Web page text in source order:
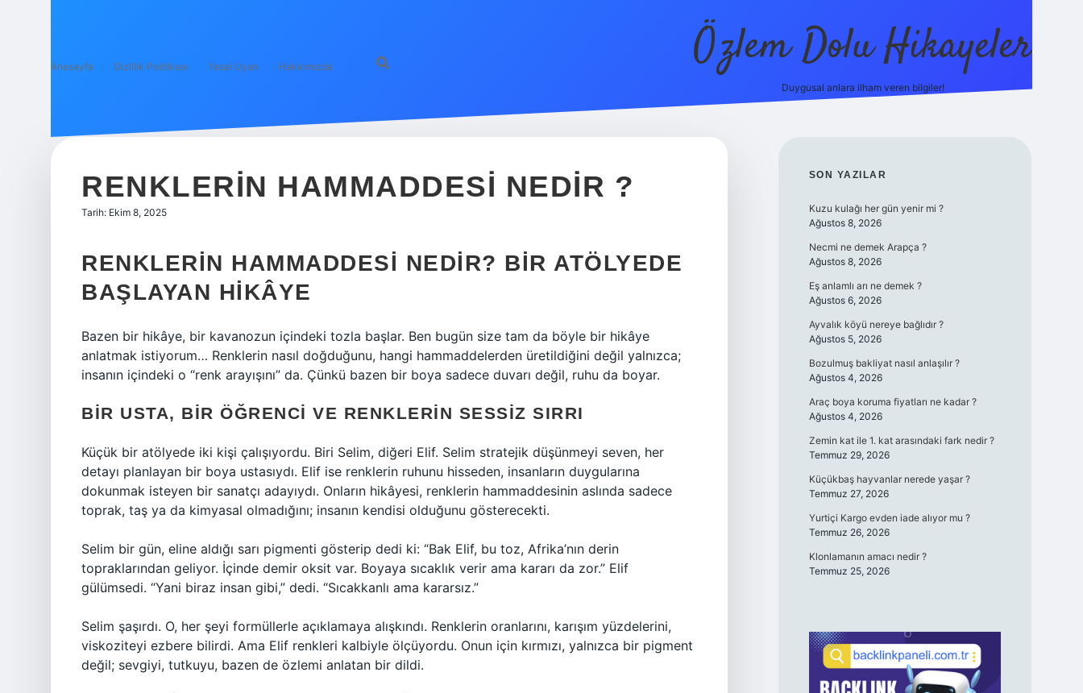
Anasayfa Gizlilik Politikası Yasal Uyarı Hakkımızda Özlem Dolu Hikayeler
Duygusal anlara ilham veren bilgiler!
RENKLERIN HAMMADDESI NEDIR ?
Tarih: Ekim 8, 2025
RENKLERIN HAMMADDESI NEDIR? BIR ATÖLYEDE
BAŞLAYAN HIKÂYE
Bazen bir hikâye, bir kavanozun içindeki tozla başlar. Ben bugün size tam da böyle bir hikâye
anlatmak istiyorum… Renklerin nasıl doğduğunu, hangi hammaddelerden üretildiğini değil yalnızca;
insanın içindeki o “renk arayışını” da. Çünkü bazen bir boya sadece duvarı değil, ruhu da boyar.
BIR USTA, BIR ÖĞRENCI VE RENKLERIN SESSIZ SIRRI
Küçük bir atölyede iki kişi çalışıyordu. Biri Selim, diğeri Elif. Selim stratejik düşünmeyi seven, her
detayı planlayan bir boya ustasıydı. Elif ise renklerin ruhunu hisseden, insanların duygularına
dokunmak isteyen bir sanatçı adayıydı. Onların hikâyesi, renklerin hammaddesinin aslında sadece
toprak, taş ya da kimyasal olmadığını; insanın kendisi olduğunu gösterecekti.
Selim bir gün, eline aldığı sarı pigmenti gösterip dedi ki: “Bak Elif, bu toz, Afrika’nın derin
topraklarından geliyor. İçinde demir oksit var. Boyaya sıcaklık verir ama kararı da zor.” Elif
gülümsedi. “Yani biraz insan gibi,” dedi. “Sıcakkanlı ama kararsız.”
Selim şaşırdı. O, her şeyi formüllerle açıklamaya alışkındı. Renklerin oranlarını, karışım yüzdelerini,
viskoziteyi ezbere bilirdi. Ama Elif renkleri kalbiyle ölçüyordu. Onun için kırmızı, yalnızca bir pigment
değil; sevgiyi, tutkuyu, bazen de özlemi anlatan bir dildi.
SIDEBAR
SON YAZILAR
Kuzu kulağı her gün yenir mi ?
Ağustos 8, 2026
Necmi ne demek Arapça ?
Ağustos 8, 2026
Eş anlamlı arı ne demek ?
Ağustos 6, 2026
Ayvalık köyü nereye bağlıdır ?
Ağustos 5, 2026
Bozulmuş bakliyat nasıl anlaşılır ?
Ağustos 4, 2026
Araç boya koruma fiyatları ne kadar ?
Ağustos 4, 2026
Zemin kat ile 1. kat arasındaki fark nedir ?
Temmuz 29, 2026
Küçükbaş hayvanlar nerede yaşar ?
Temmuz 27, 2026
Yurtiçi Kargo evden iade alıyor mu ?
Temmuz 26, 2026
Klonlamanın amacı nedir ?
Temmuz 25, 2026